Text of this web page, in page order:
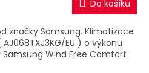
A
Do košíku
značky Samsung. Klimatizace
EU ) o výkonu
Wind Free Comfort